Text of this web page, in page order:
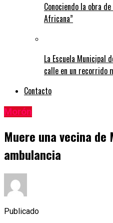
Conociendo la obra
Africana”
La Escuela Municipal
calle en un recorrido
Contacto
Morón
Muere una vecina de
ambulancia
Publicado